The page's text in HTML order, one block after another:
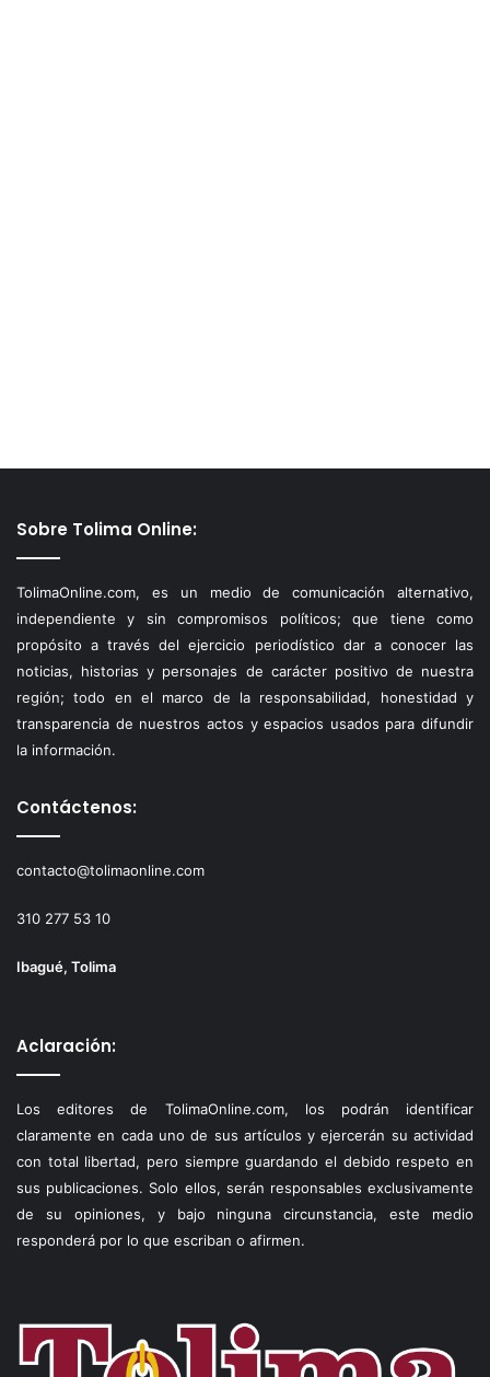
Sobre Tolima Online:
TolimaOnline.com, es un medio de comunicación alternativo,
independiente y sin compromisos políticos; que tiene como
propósito a través del ejercicio periodístico dar a conocer las
noticias, historias y personajes de carácter positivo de nuestra
región; todo en el marco de la responsabilidad, honestidad y
transparencia de nuestros actos y espacios usados para difundir
la información.
Contáctenos:
contacto@tolimaonline.com
310 277 53 10
Ibagué, Tolima
Aclaración:
Los editores de TolimaOnline.com, los podrán identificar
claramente en cada uno de sus artículos y ejercerán su actividad
con total libertad, pero siempre guardando el debido respeto en
sus publicaciones. Solo ellos, serán responsables exclusivamente
de su opiniones, y bajo ninguna circunstancia, este medio
responderá por lo que escriban o afirmen.